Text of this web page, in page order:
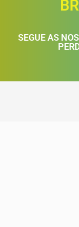
SEGUE AS